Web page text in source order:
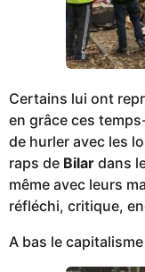
Certains lui ont
en grâce ces
de hurler avec les
raps de Bilar dans
même avec leurs
réfléchi, critique,
A bas le capitalisme